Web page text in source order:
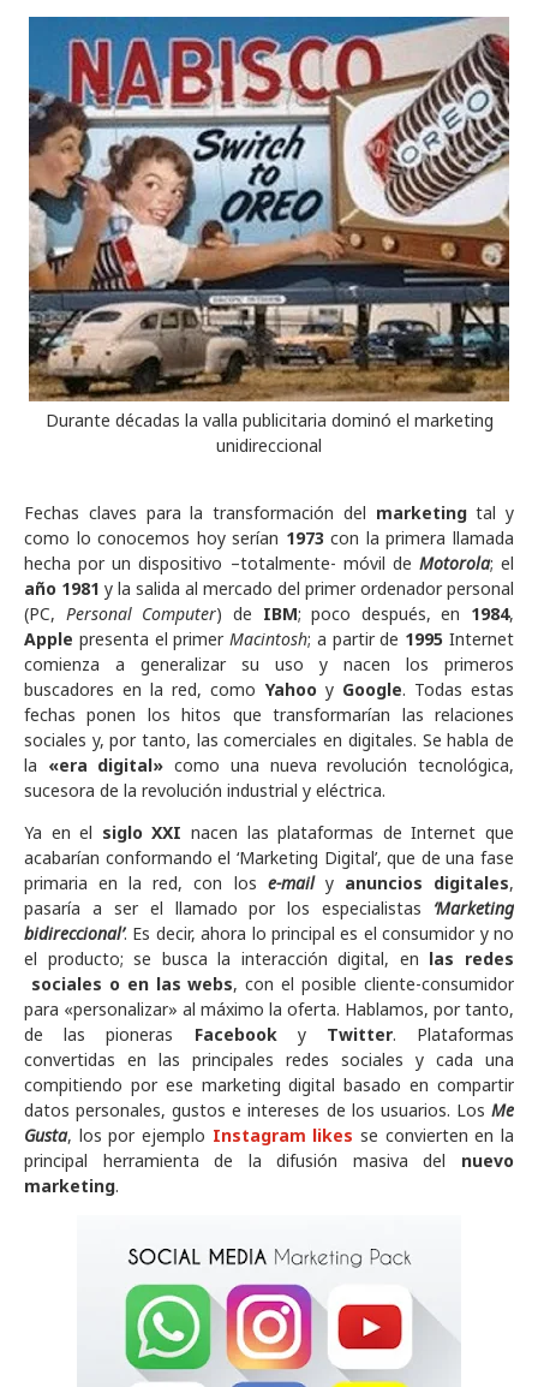
Durante décadas la valla publicitaria dominó el marketing
unidireccional
Fechas claves para la transformación del marketingtal y
como lo conocemos hoy serían 1973 con la primera llamada
hecha por un dispositivo –totalmente- móvil de Motorola; el
año 1981 y la salida al mercado del primer ordenador personal
(PC, Personal Computer) de IBM; poco después, en 1984,
Apple presenta el primerMacintosh; a partir de 1995Internet
comienza a generalizar su uso y nacen los primeros
buscadores en la red, como Yahoo y Google. Todas estas
fechas ponen los hitos que transformarían las relaciones
sociales y, por tanto, las comerciales en digitales. Se habla de
la «era digital» como una nueva revolución tecnológica,
sucesora de la revolución industrial y eléctrica.
Ya en el siglo XXI nacen las plataformas de Internet que
acabarían conformando el ‘Marketing Digital’, que de una fase
primaria en la red, con los e-maily anuncios digitales,
pasaría a ser el llamado por los especialistas ‘Marketing
bidireccional’. Es decir, ahora lo principal es el consumidor y no
el producto; se busca la interacción digital, en las redes
sociales o en las webs, con el posible cliente-consumidor
para «personalizar» al máximo la oferta. Hablamos, por tanto,
de las pioneras Facebook y Twitter. Plataformas
convertidas en las principales redes sociales y cada una
compitiendo por ese marketing digital basado en compartir
datos personales, gustos e intereses de los usuarios. Los Me
Gusta, los por ejemplo Instagram likes se convierten en la
principal herramienta de la difusión masiva del nuevo
marketing.